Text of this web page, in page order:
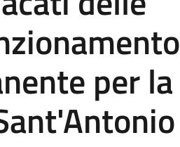
per la